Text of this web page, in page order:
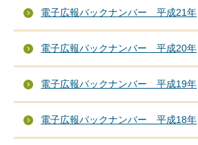
電子広報バックナンバー 平成21年
電子広報バックナンバー 平成20年
電子広報バックナンバー 平成19年
電子広報バックナンバー 平成18年